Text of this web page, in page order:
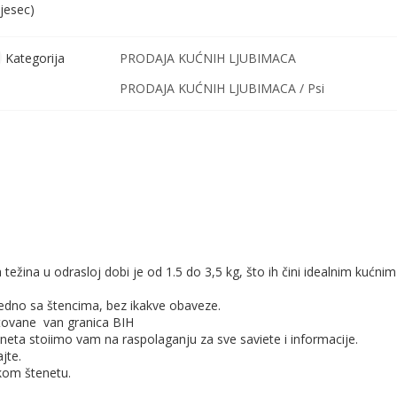
Kategorija
PRODAJA KUĆNIH LJUBIMACA
PRODAJA KUĆNIH LJUBIMACA / Psi
u odrasloj dobi je od 1.5 do 3,5 kg, što ih čini idealnim kućnim
sa štencima, bez ikakve obaveze.
van granica BIH
stoiimo vam na raspolaganju za sve saviete i informacije.
štenetu.